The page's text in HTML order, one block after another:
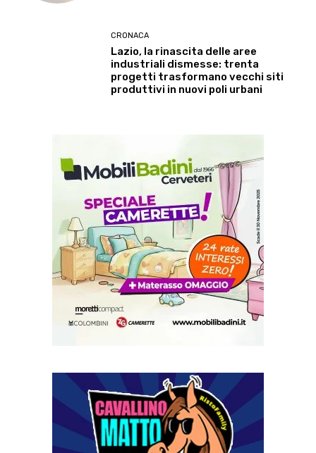
CRONACA
Lazio, la rinascita delle aree
industriali dismesse: trenta
progetti trasformano vecchi siti
produttivi in nuovi poli urbani